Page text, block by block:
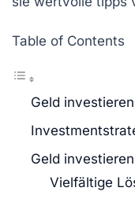
Table of Contents
Geld
Geld
Vielfältige